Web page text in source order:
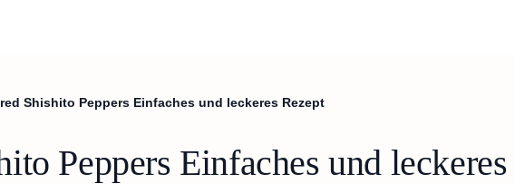
Shishito Peppers Einfaches und leckeres Rezept
Peppers Einfaches und